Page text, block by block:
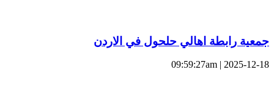
جمعية رابطة اهالي حلحول في الاردن
2025-12-18 | 09:59:27am